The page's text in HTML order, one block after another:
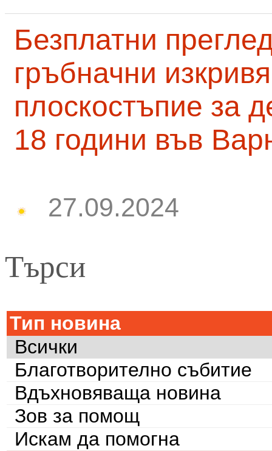
Безплатни
гръбначни
плоскостъпие за
18 години във
27.09.2024
Търси
Тип новина
Всички
Благотворително събитие
Вдъхновяваща новина
Зов за помощ
Искам да помогна